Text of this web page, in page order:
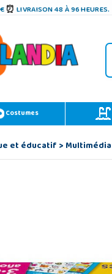
LIVRAISON 48 À 96 HEURES.
Costumes
et éducatif>